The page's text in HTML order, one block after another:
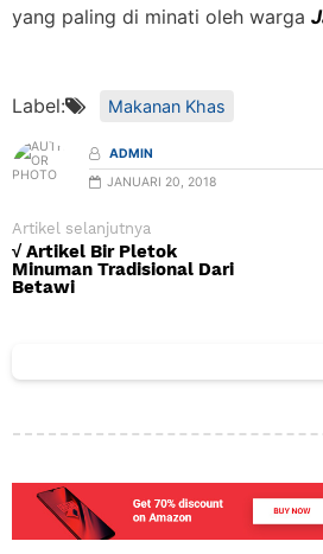
yang paling di minati oleh warga
Label: Makanan Khas
ADMIN
JANUARI 20, 2018
Artikel selanjutnya
√ Artikel Bir Pletok
Minuman Tradisional Dari
Betawi